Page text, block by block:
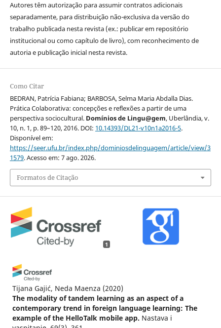
Autores têm autorização para assumir contratos adicionais
separadamente, para distribuição não-exclusiva da versão do
trabalho publicada nesta revista (ex.: publicar em repositório
institucional ou como capítulo de livro), com reconhecimento de
autoria e publicação inicial nesta revista.
Como Citar
BEDRAN, Patrícia Fabiana; BARBOSA, Selma Maria Abdalla Dias.
Prática Colaborativa: concepções e reflexões a partir de uma
perspectiva sociocultural. Domínios de Lingu@gem, Uberlândia, v.
10, n. 1, p. 89–120, 2016. DOI: 10.14393/DL21-v10n1a2016-5.
Disponível em:
https://seer.ufu.br/index.php/dominiosdelinguagem/article/view/3
1579. Acesso em: 7 ago. 2026.
Formatos de Citação
1
Tijana Gajić, Neda Maenza (2020)
The modality of tandem learning as an aspect of a
contemporary trend in foreign language learning: The
example of the HelloTalk mobile app. Nastava i